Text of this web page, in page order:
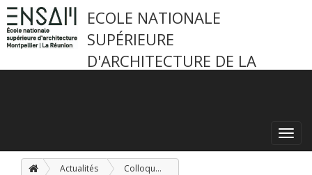
ECOLE NATIONALE
SUPÉRIEURE
D'ARCHITECTURE DE LA
Actualités Colloque international OCT. 2019